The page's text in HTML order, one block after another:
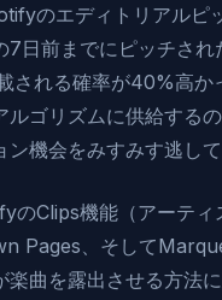
のエディトリアル
7日前までにピッチさ
される確率が40%高
ゴリズムに供給するの
機会をみすみす逃して
のClips機能（アーテ
Pages、そして
楽曲を露出させる方法